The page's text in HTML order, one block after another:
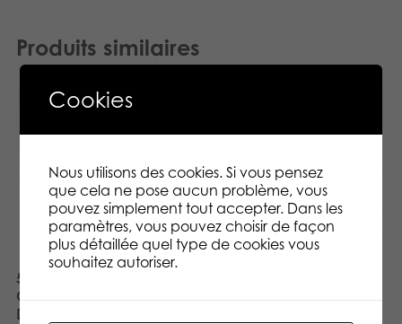
Produits similaires
500 pcs puzzle: The
Christmas Tree is
Decorated
Noble Deer 500 pcs
Cookies
Nous utilisons des cookies. Si vous pensez
que cela ne pose aucun problème, vous
pouvez simplement tout accepter. Dans les
paramètres, vous pouvez choisir de façon
plus détaillée quel type de cookies vous
souhaitez autoriser.